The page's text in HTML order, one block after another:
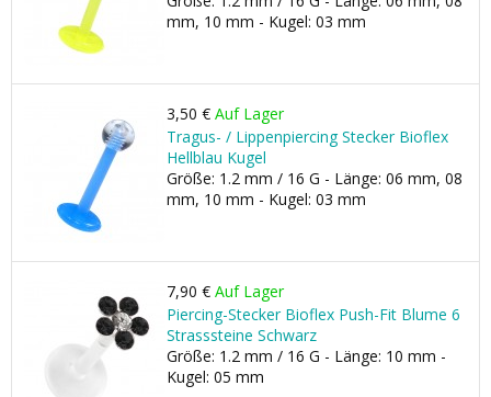
mm, 10 mm - Kugel: 03 mm
3,50 € Auf Lager
Tragus- / Lippenpiercing Stecker Bioflex
Hellblau Kugel
Größe: 1.2 mm / 16 G - Länge: 06 mm, 08
mm, 10 mm - Kugel: 03 mm
7,90 € Auf Lager
Piercing-Stecker Bioflex Push-Fit Blume 6
Strasssteine Schwarz
Größe: 1.2 mm / 16 G - Länge: 10 mm -
Kugel: 05 mm